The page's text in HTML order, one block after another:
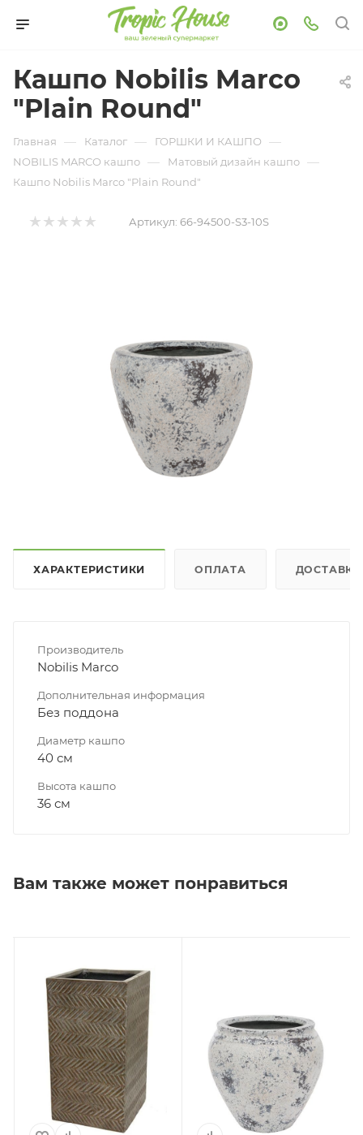
Кашпо Nobilis Marco
"Plain Round"
Главная — Каталог — ГОРШКИ И КАШПО —
NOBILIS MARCO кашпо — Матовый дизайн кашпо —
Кашпо Nobilis Marco "Plain Round"
Артикул: 66-94500-S3-10S
ХАРАКТЕРИСТИКИ ОПЛАТА ДОСТАВКА
Производитель
Nobilis Marco
Дополнительная информация
Без поддона
Диаметр кашпо
40 см
Высота кашпо
36 см
Вам также может понравиться